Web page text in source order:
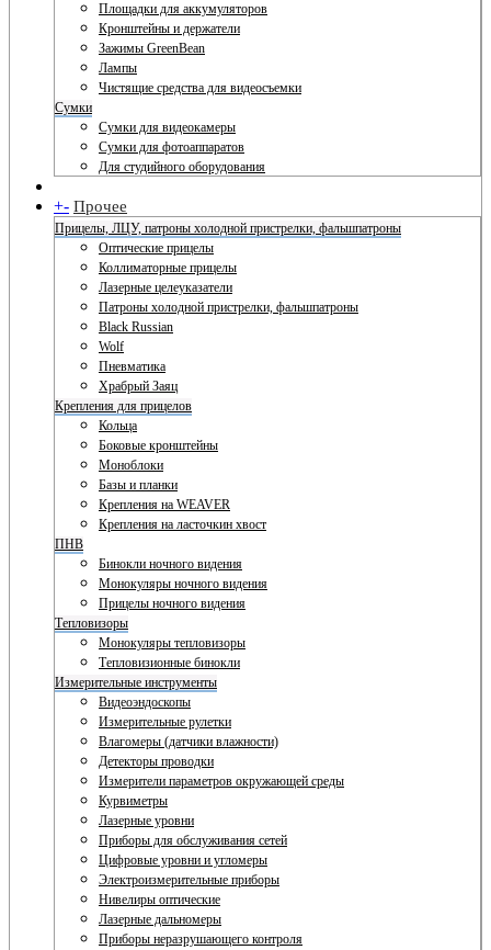
Площадки для аккумуляторов
Кронштейны и держатели
Зажимы GreenBean
Лампы
Чистящие средства для видеосъемки
Сумки
Сумки для видеокамеры
Сумки для фотоаппаратов
Для студийного оборудования
+- Прочее
Прицелы, ЛЦУ, патроны холодной пристрелки, фальшпатроны
Оптические прицелы
Коллиматорные прицелы
Лазерные целеуказатели
Патроны холодной пристрелки, фальшпатроны
Black Russian
Wolf
Пневматика
Храбрый Заяц
Крепления для прицелов
Кольца
Боковые кронштейны
Моноблоки
Базы и планки
Крепления на WEAVER
Крепления на ласточкин хвост
ПНВ
Бинокли ночного видения
Монокуляры ночного видения
Прицелы ночного видения
Тепловизоры
Монокуляры тепловизоры
Тепловизионные бинокли
Измерительные инструменты
Видеоэндоскопы
Измерительные рулетки
Влагомеры (датчики влажности)
Детекторы проводки
Измерители параметров окружающей среды
Курвиметры
Лазерные уровни
Приборы для обслуживания сетей
Цифровые уровни и угломеры
Электроизмерительные приборы
Нивелиры оптические
Лазерные дальномеры
Приборы неразрушающего контроля